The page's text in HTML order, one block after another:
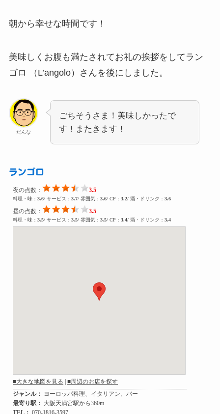
朝から幸せな時間です！
美味しくお腹も満たされてお礼の挨拶をしてラン
ゴロ （L’angolo）さんを後にしました。
だんな
ごちそうさま！美味しかったで
す！またきます！
ランゴロ